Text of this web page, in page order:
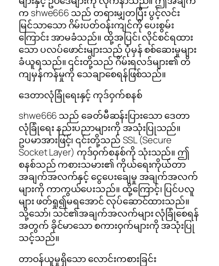
က shwe666 သည် တရားမျှတပြီး ပွင့်လင်း
မြင်သာသော ဂိမ်းပတ်ဝန်းကျင်ကို ပေးစွမ်း
ကြောင်း အာမခံသည်။ ထို့အပြင်၊ လိုင်စင်ရထား
သော ပလပ်ဖောင်းများသည် ပုံမှန် စစ်ဆေးမှုများ
ခံယူရသည်။ ၎င်းတို့သည် ဂိမ်းရလဒ်များ၏ တိ
ကျမှန်ကန်မှုကို သေချာစေရန်ဖြစ်သည်။
ဒေတာလုံခြုံရေးနှင့် ကုဒ်ဝှက်စနစ်
shwe666 သည် ခေတ်မီဆန်းပြားသော ဒေတာ
လုံခြုံရေး နည်းပညာများကို အသုံးပြုသည်။
ဥပမာအားဖြင့်၊ ၎င်းတို့သည် SSL (Secure
Socket Layer) ကုဒ်ဝှက်စနစ်ကို သုံးသည်။ ဤ
စနစ်သည် ကစားသမား၏ ကိုယ်ရေးကိုယ်တာ
အချက်အလက်နှင့် ငွေပေးချေမှု အချက်အလက်
များကို ကာကွယ်ပေးသည်။ ထို့ကြောင့်၊ ပြင်ပလူ
များ ဖတ်ရှု၍မရအောင် လုပ်ဆောင်ထားသည်။
သို့သော်၊ သင်၏အချက်အလက်များ လုံခြုံစေရန်
အတွက် ခိုင်မာသော စကားဝှက်များကို အသုံးပြု
သင့်သည်။
တာဝန်ယူမှုရှိသော လောင်းကစားခြင်း